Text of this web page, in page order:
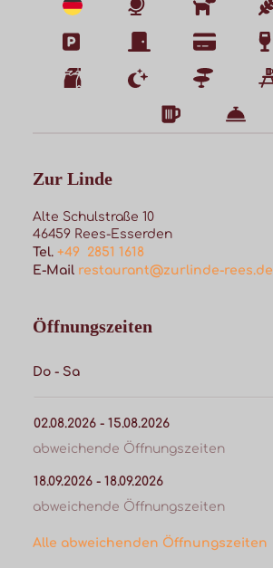
Zur Linde
Alte Schulstraße 10
46459 Rees-Esserden
Tel. +49  2851 1618
E-Mail restaurant@zurlinde-rees.de
Öffnungszeiten
Do - Sa
02.08.2026 - 15.08.2026
abweichende Öffnungszeiten
18.09.2026 - 18.09.2026
abweichende Öffnungszeiten
Alle abweichenden Öffnungszeiten